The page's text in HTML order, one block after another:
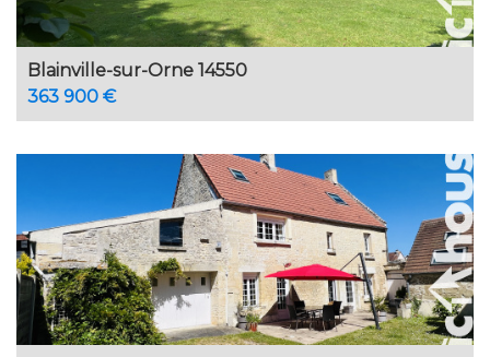
Blainville-sur-Orne 14550
363 900 €